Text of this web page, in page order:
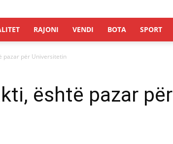
RAJONI VENDI BOTA SPORT
pazar për Universitetin
është pazar për